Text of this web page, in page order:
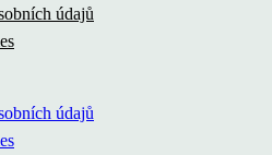
údajů
údajů